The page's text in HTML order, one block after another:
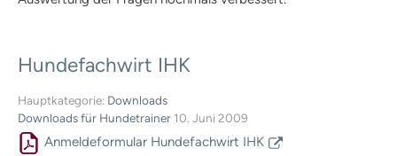
Prüferliste
Formulare | Downloads
Hundefachwirt IHK
Hauptkategorie: Downloads
Downloads für Hundetrainer 10. Juni 2009
Anmeldeformular Hundefachwirt IHK